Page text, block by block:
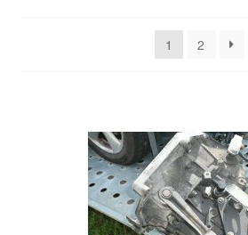
Politique de confidentialité
Procédure de Réclamation
récent
1 2